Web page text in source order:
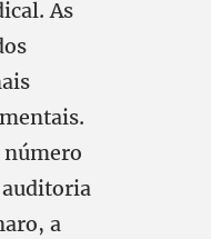
As
número
auditoria
a